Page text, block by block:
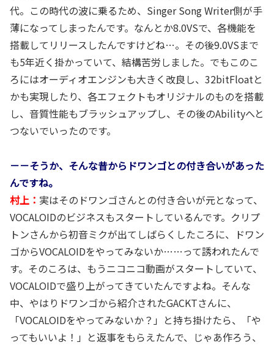
代。この時代の波に乗るため、Singer Song Writer側が手
薄になってしまったんです。なんとか8.0VSで、各機能を
搭載してリリースしたんですけどね…。その後9.0VSまで
も5年近く掛かっていて、結構苦労しました。でもこのこ
ろにはオーディオエンジンも大きく改良し、32bitFloatと
かも実現したり、各エフェクトもオリジナルのものを搭載
し、音質性能もブラッシュアップし、その後のAbilityへと
つないでいったのです。
－－そうか、そんな昔からドワンゴとの付き合いがあった
んですね。
村上： 実はそのドワンゴさんとの付き合いが元となって、
VOCALOIDのビジネスもスタートしているんです。クリプ
トンさんから初音ミクが出てしばらくしたころに、ドワン
ゴからVOCALOIDをやってみないか……って誘われたんで
す。そのころは、もうニコニコ動画がスタートしていて、
VOCALOIDで盛り上がってきていたんですよね。そんな
中、やはりドワンゴから紹介されたGACKTさんに、
「VOCALOIDをやってみないか？」と持ち掛けたら、「や
ってもいいよ！」と返事をもらえたんで、じゃあ作ろう、